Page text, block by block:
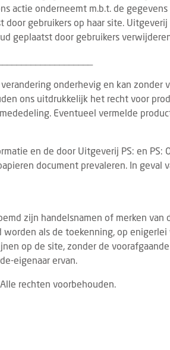
actie onderneemt m.b.t. de
gebruikers op haar site. Uitgeverij
geplaatst door gebruikers
onderhevig en kan zonder
ons uitdrukkelijk het recht voor
Eventueel vermelde
en de door Uitgeverij PS: en PS:
document prevaleren. In geval
zijn handelsnamen of merken van
als de toekenning, op enigerlei
op de site, zonder de
eigenaar ervan.
rechten voorbehouden.
EVENTS PRODUCTNIEUWS 6 AUGUSTUS 2026
Gastvrij Rotterdam 2026: laatste
standupdates en must-sees
vindt de 13e editie van Gastvrij
plaats in Rotterdam Ahoy. Het is dé